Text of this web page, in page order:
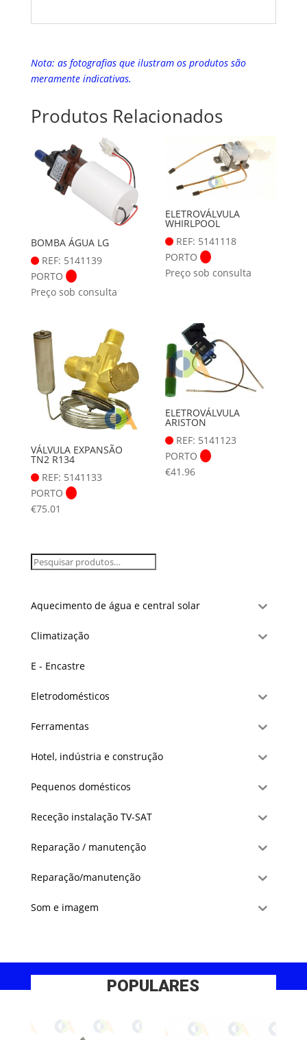
Nota: as fotografias que ilustram os produtos são
meramente indicativas.
Produtos Relacionados
BOMBA ÁGUA LG
REF: 5141139
PORTO
Preço sob consulta
ELETROVÁLVULA
WHIRLPOOL
REF: 5141118
PORTO
Preço sob consulta
VÁLVULA EXPANSÃO
TN2 R134
REF: 5141133
PORTO
€75.01
ELETROVÁLVULA
ARISTON
REF: 5141123
PORTO
€41.96
Aquecimento de água e central solar
Climatização
E - Encastre
Eletrodomésticos
Ferramentas
Hotel, indústria e construção
Pequenos domésticos
Receção instalação TV-SAT
Reparação / manutenção
Reparação/manutenção
Som e imagem
POPULARES